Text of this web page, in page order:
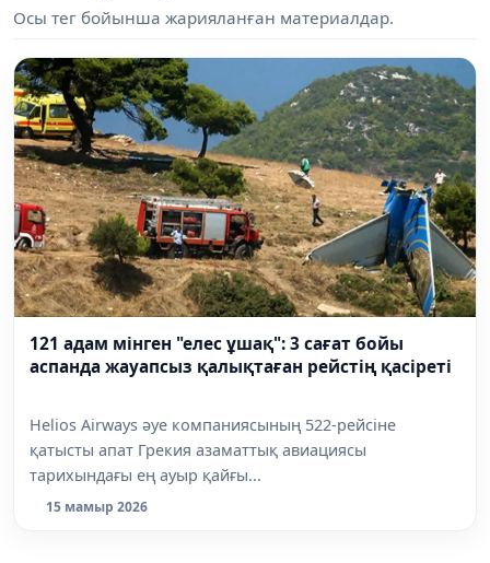
Осы тег бойынша жарияланған материалдар.
121 адам мінген "елес ұшақ": 3 сағат бойы
аспанда жауапсыз қалықтаған рейстің қасіреті
Helios Airways әуе компаниясының 522-рейсіне
қатысты апат Грекия азаматтық авиациясы
тарихындағы ең ауыр қайғы...
15 мамыр 2026